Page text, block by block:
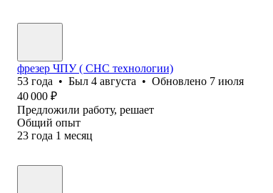
фрезер ЧПУ ( СНС технологии)
53 года • Был 4 августа • Обновлено 7 июля
40 000 ₽
Предложили работу, решает
Общий опыт
23 года 1 месяц